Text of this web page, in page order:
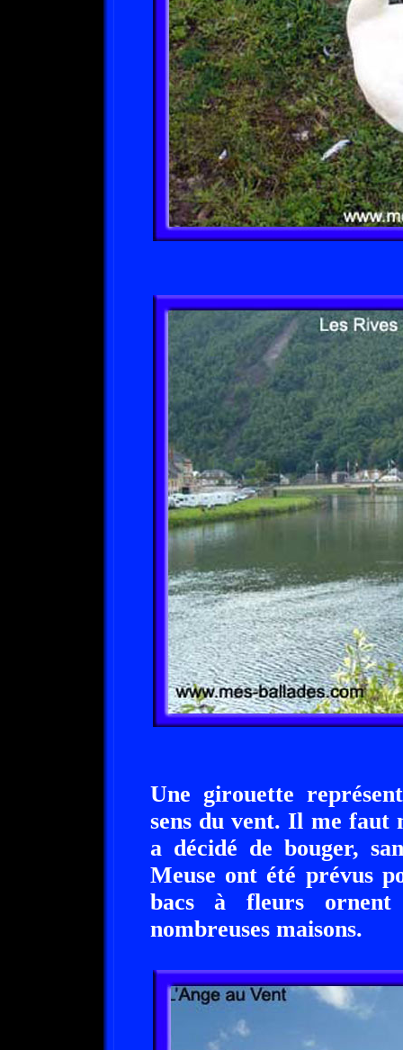
Une girouette
sens du vent. Il me faut
a décidé de bouger,
Meuse ont été prévus
bacs à fleurs
nombreuses maisons.